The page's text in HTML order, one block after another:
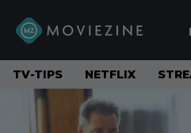
TV-TIPS NETFLIX